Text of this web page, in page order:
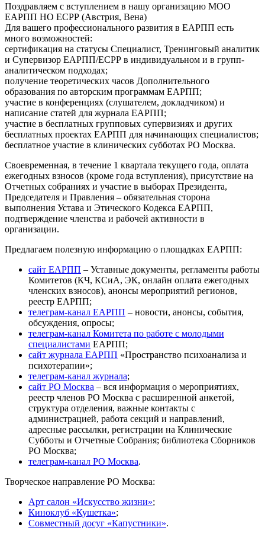
Поздравляем с вступлением в нашу организацию МОО
ЕАРПП НО ЕСРР (Австрия, Вена)
Для вашего профессионального развития в ЕАРПП есть
много возможностей:
сертификация на статусы Специалист, Тренинговый аналитик
и Супервизор ЕАРПП/ЕСРР в индивидуальном и в групп-
аналитическом подходах;
получение теоретических часов Дополнительного
образования по авторским программам ЕАРПП;
участие в конференциях (слушателем, докладчиком) и
написание статей для журнала ЕАРПП;
участие в бесплатных групповых супервизиях и других
бесплатных проектах ЕАРПП для начинающих специалистов;
бесплатное участие в клинических субботах РО Москва.
Своевременная, в течение 1 квартала текущего года, оплата
ежегодных взносов (кроме года вступления), присутствие на
Отчетных собраниях и участие в выборах Президента,
Председателя и Правления – обязательная сторона
выполнения Устава и Этического Кодекса ЕАРПП,
подтверждение членства и рабочей активности в
организации.
Предлагаем полезную информацию о площадках ЕАРПП:
сайт ЕАРПП – Уставные документы, регламенты работы
Комитетов (КЧ, КСиА, ЭК, онлайн оплата ежегодных
членских взносов), анонсы мероприятий регионов,
реестр ЕАРПП;
телеграм-канал ЕАРПП – новости, анонсы, события,
обсуждения, опросы;
телеграм-канал Комитета по работе с молодыми
специалистами ЕАРПП;
сайт журнала ЕАРПП «Пространство психоанализа и
психотерапии»;
телеграм-канал журнала;
сайт РО Москва – вся информация о мероприятиях,
реестр членов РО Москва с расширенной анкетой,
структура отделения, важные контакты с
администрацией, работа секций и направлений,
адресные рассылки, регистрации на Клинические
Субботы и Отчетные Собрания; библиотека Сборников
РО Москва;
телеграм-канал РО Москва.
Творческое направление РО Москва:
Арт салон «Искусство жизни»;
Киноклуб «Кушетка»;
Совместный досуг «Капустники».